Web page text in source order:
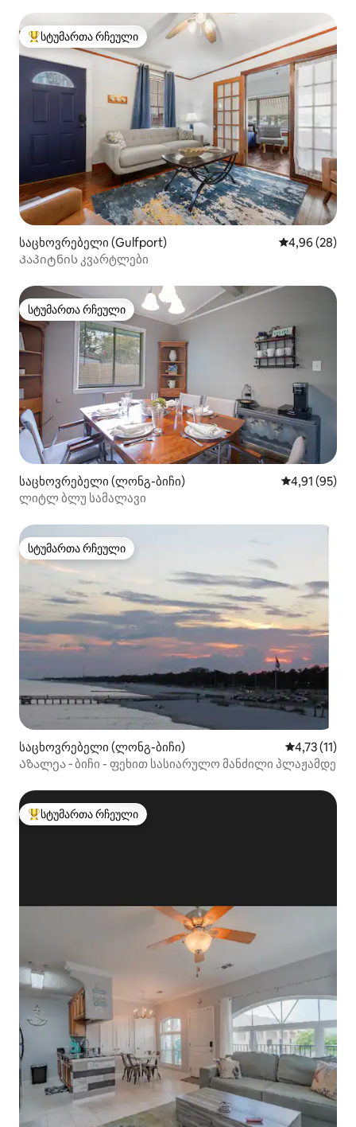
სტუმართა რჩეული მოწინავე ვარიანტი
სტუმართა რჩეული
საცხოვრებელი (Gulfport) საშუალო
4,96 (28)
Კაპიტნის კვარტლები
სტუმართა რჩეული
სტუმართა რჩეული
საცხოვრებელი (ლონგ-ბიჩი) საშუალო
4,91 (95)
ლიტლ ბლუ სამალავი
სტუმართა რჩეული
სტუმართა რჩეული
საცხოვრებელი (ლონგ-ბიჩი) საშუალო
4,73 (11)
Აზალეა ‑ ბიჩი - ფეხით სასიარულო მანძილი პლაჟამდე
სტუმართა რჩეული მოწინავე ვარიანტი
სტუმართა რჩეული